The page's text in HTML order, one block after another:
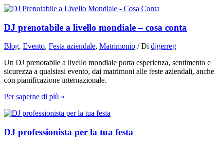
DJ prenotabile a livello mondiale – cosa conta
Blog, Evento, Festa aziendale, Matrimonio / Di djgerreg
Un DJ prenotabile a livello mondiale porta esperienza, sentimento e
sicurezza a qualsiasi evento, dai matrimoni alle feste aziendali, anche
con pianificazione internazionale.
Per saperne di più »
DJ professionista per la tua festa